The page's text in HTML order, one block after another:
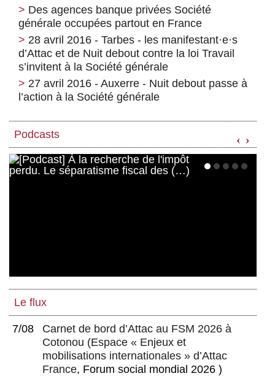
Des agences banque privées Société
générale occupées partout en France
28 avril 2016 - Tarbes - les manifestant·e·s
d’Attac et de Nuit debout contre la loi Travail
s’invitent à la Société générale
27 avril 2016 - Auxerre - Nuit debout passe à
l’action à la Société générale
Podcasts ‹ ›
Le flux
7/08
Carnet de bord d’Attac au FSM 2026 à
Cotonou (Espace « Enjeux et
mobilisations internationales » d’Attac
France, Forum social mondial 2026 )